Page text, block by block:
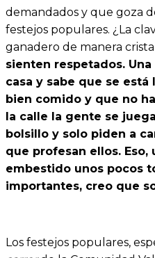
demandados y que goza
festejos populares. ¿La
ganadero de manera
sienten respetados.
casa y sabe que se
bien comido y que no
la calle la gente se
bolsillo y solo piden a
que profesan ellos. Eso,
embestido unos pocos
importantes, creo que
Los festejos populares,